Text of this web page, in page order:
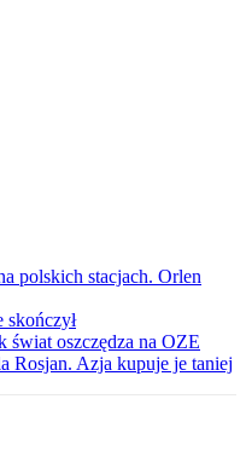
polskich stacjach. Orlen
skończył
świat oszczędza na OZE
Rosjan. Azja kupuje je taniej